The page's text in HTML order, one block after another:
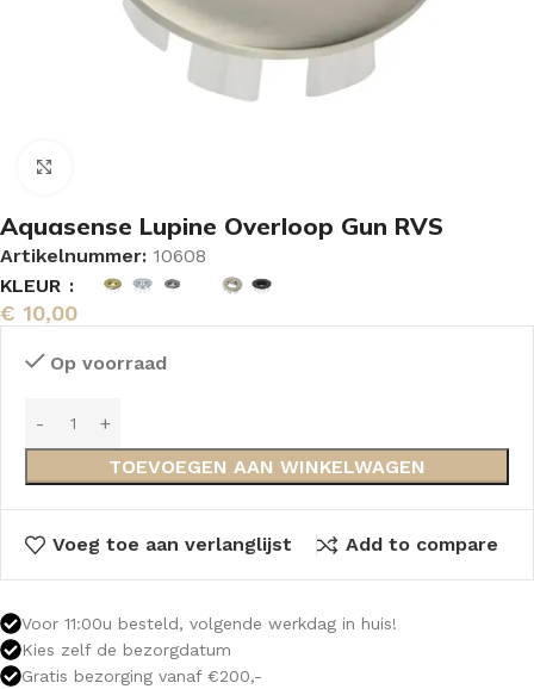
Aquasense Lupine Overloop Gun RVS
Artikelnummer: 10608
KLEUR
€ 10,00
Op voorraad
TOEVOEGEN AAN WINKELWAGEN
Voeg toe aan verlanglijst Add to compare
Voor 11:00u besteld, volgende werkdag in huis!
Kies zelf de bezorgdatum
Gratis bezorging vanaf €200,-